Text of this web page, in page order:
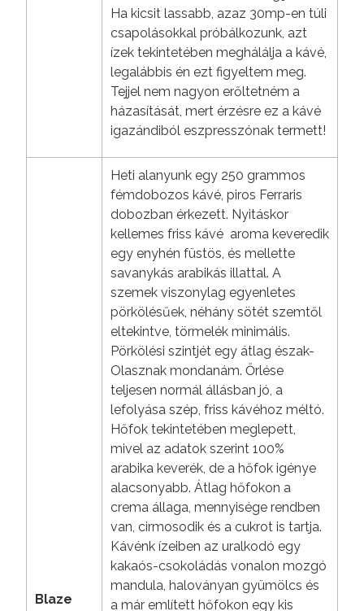
Ha kicsit lassabb, azaz 30mp-en túli
csapolásokkal próbálkozunk, azt
ízek tekintetében meghálálja a kávé,
legalábbis én ezt figyeltem meg.
Tejjel nem nagyon erőltetném a
házasítását, mert érzésre ez a kávé
igazándiból eszpresszónak termett!
Blaze
Heti alanyunk egy 250 grammos
fémdobozos kávé, piros Ferraris
dobozban érkezett. Nyitáskor
kellemes friss kávé aroma keveredik
egy enyhén füstös, és mellette
savanykás arabikás illattal. A
szemek viszonylag egyenletes
pörkölésűek, néhány sötét szemtől
eltekintve, törmelék minimális.
Pörkölési szintjét egy átlag észak-
Olasznak mondanám. Őrlése
teljesen normál állásban jó, a
lefolyása szép, friss kávéhoz méltó.
Hőfok tekintetében meglepett,
mivel az adatok szerint 100%
arabika keverék, de a hőfok igénye
alacsonyabb. Átlag hőfokon a
crema állaga, mennyisége rendben
van, cirmosodik és a cukrot is tartja.
Kávénk ízeiben az uralkodó egy
kakaós-csokoládás vonalon mozgó
mandula, haloványan gyümölcs és
a már említett hőfokon egy kis